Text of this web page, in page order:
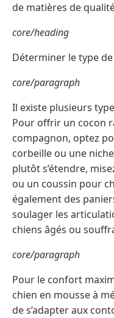
de matières de
core/heading
Déterminer le type
core/paragraph
Il existe plusieurs
Pour offrir un cocon
compagnon, optez
corbeille ou une
plutôt s’étendre,
ou un coussin pour
également des
soulager les
chiens âgés ou
core/paragraph
Pour le confort
chien en mousse à
de s’adapter aux